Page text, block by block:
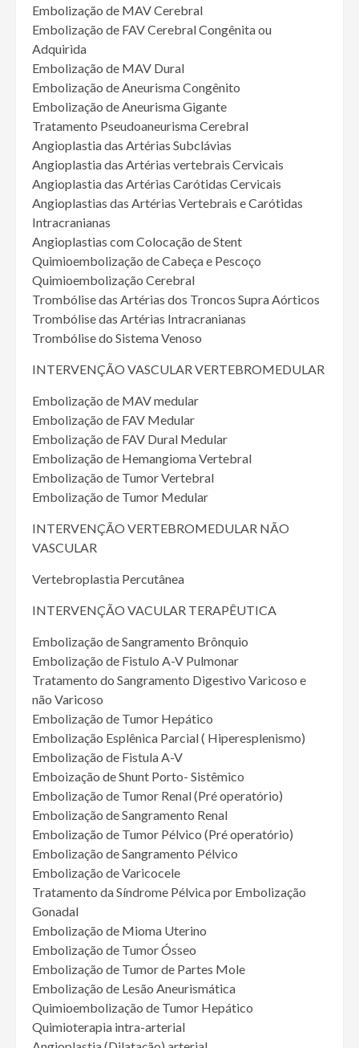
Embolização de MAV Cerebral
Embolização de FAV Cerebral Congênita ou
Adquirida
Embolização de MAV Dural
Embolização de Aneurisma Congênito
Embolização de Aneurisma Gigante
Tratamento Pseudoaneurisma Cerebral
Angioplastia das Artérias Subclávias
Angioplastia das Artérias vertebrais Cervicais
Angioplastia das Artérias Carótidas Cervicais
Angioplastias das Artérias Vertebrais e Carótidas
Intracranianas
Angioplastias com Colocação de Stent
Quimioembolização de Cabeça e Pescoço
Quimioembolização Cerebral
Trombólise das Artérias dos Troncos Supra Aórticos
Trombólise das Artérias Intracranianas
Trombólise do Sistema Venoso
INTERVENÇÃO VASCULAR VERTEBROMEDULAR
Embolização de MAV medular
Embolização de FAV Medular
Embolização de FAV Dural Medular
Embolização de Hemangioma Vertebral
Embolização de Tumor Vertebral
Embolização de Tumor Medular
INTERVENÇÃO VERTEBROMEDULAR NÃO
VASCULAR
Vertebroplastia Percutânea
INTERVENÇÃO VACULAR TERAPÊUTICA
Embolização de Sangramento Brônquio
Embolização de Fistulo A-V Pulmonar
Tratamento do Sangramento Digestivo Varicoso e
não Varicoso
Embolização de Tumor Hepático
Embolização Esplênica Parcial ( Hiperesplenismo)
Embolização de Fistula A-V
Emboização de Shunt Porto- Sistêmico
Embolização de Tumor Renal (Pré operatório)
Embolização de Sangramento Renal
Embolização de Tumor Pélvico (Pré operatório)
Embolização de Sangramento Pélvico
Embolização de Varicocele
Tratamento da Síndrome Pélvica por Embolização
Gonadal
Embolização de Mioma Uterino
Embolização de Tumor Ósseo
Embolização de Tumor de Partes Mole
Embolização de Lesão Aneurismática
Quimioembolização de Tumor Hepático
Quimioterapia intra-arterial